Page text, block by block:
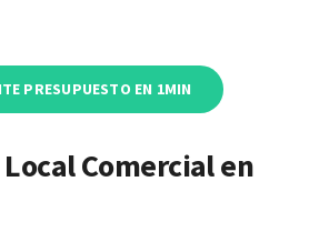
PRESUPUESTO EN 1MIN
Comercial en